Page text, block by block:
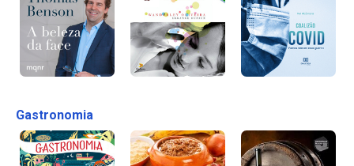
Gastronomia